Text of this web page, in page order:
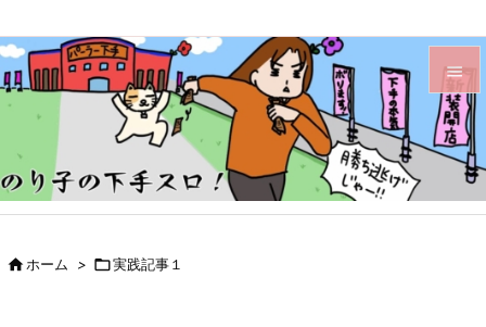


メニュ

サイド
ホーム > 実践記事１